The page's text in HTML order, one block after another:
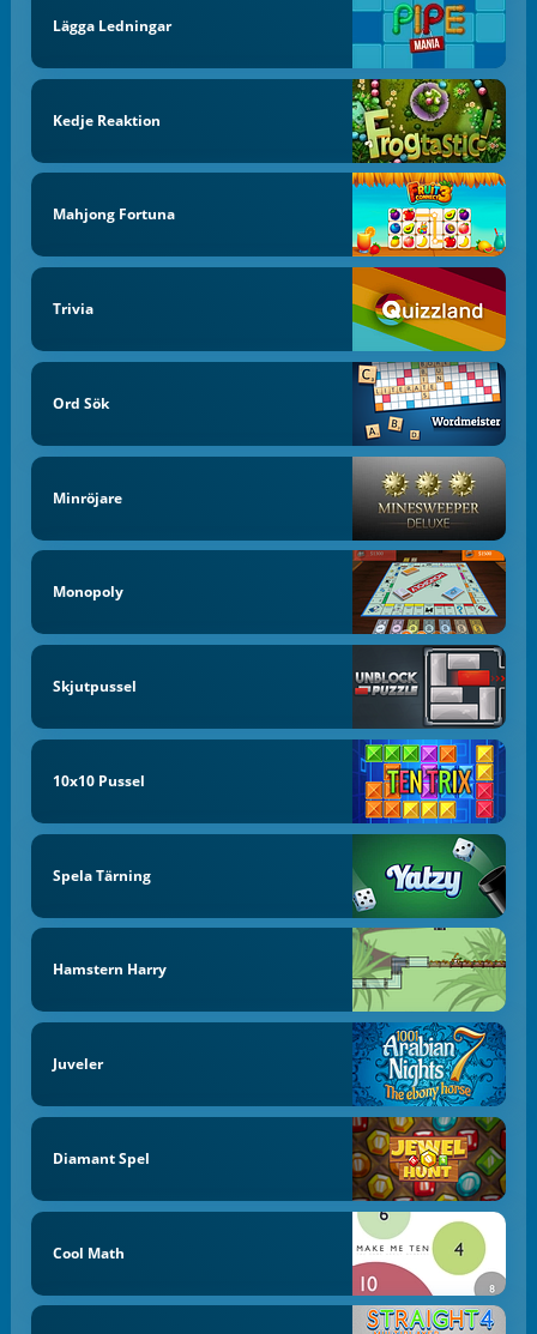
Lägga Ledningar
Kedje Reaktion
Mahjong Fortuna
Trivia
Ord Sök
Minröjare
Monopoly
Skjutpussel
10x10 Pussel
Spela Tärning
Hamstern Harry
Juveler
Diamant Spel
Cool Math